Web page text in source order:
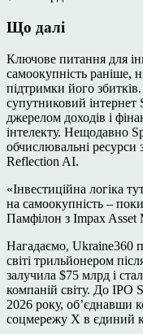
Що далі
Ключове питання для
самоокупність раніше,
підтримки його
супутниковий
джерелом доходів і
інтелекту. Нещодавно
обчислювальні ресурси
Reflection AI.
«Інвестиційна логіка
на самоокупність –
Памфілон з Impax Asset
Нагадаємо, Ukraine360
світі трильйонером
залучила $75 млрд і
компаній світу. До
2026 року, об’єднавши
соцмережу X в єдиний